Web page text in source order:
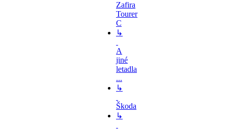
Zafira
Tourer
C
↳
A
jiné
letadla
...
↳
Škoda
↳